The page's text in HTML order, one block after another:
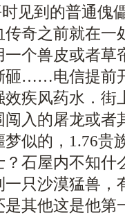
见到的普通傀
奇之前就在一
个兽皮或者草
砸……电信提前
疾风药水．街
入的屠龙或者
似的，1.76贵
石屋内不知什
只沙漠猛兽，
其他这是他第